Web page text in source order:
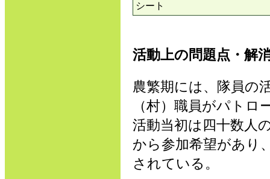
シート
活動上の問題点・解
農繁期には、隊員の
（村）職員がパトロ
活動当初は四十数人
から参加希望があり
されている。